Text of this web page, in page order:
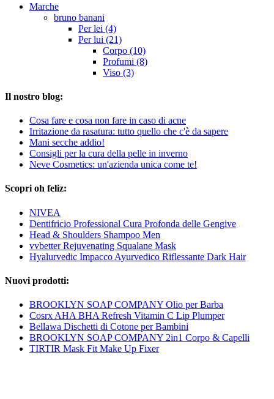
Marche
bruno banani
Per lei (4)
Per lui (21)
Corpo (10)
Profumi (8)
Viso (3)
Il nostro blog:
Cosa fare e cosa non fare in caso di acne
Irritazione da rasatura: tutto quello che c'è da sapere
Mani secche addio!
Consigli per la cura della pelle in inverno
Neve Cosmetics: un'azienda unica come te!
Scopri oh feliz:
NIVEA
Dentifricio Professional Cura Profonda delle Gengive
Head & Shoulders Shampoo Men
vvbetter Rejuvenating Squalane Mask
Hyalurvedic Impacco Ayurvedico Riflessante Dark Hair
Nuovi prodotti:
BROOKLYN SOAP COMPANY Olio per Barba
Cosrx AHA BHA Refresh Vitamin C Lip Plumper
Bellawa Dischetti di Cotone per Bambini
BROOKLYN SOAP COMPANY 2in1 Corpo & Capelli
TIRTIR Mask Fit Make Up Fixer